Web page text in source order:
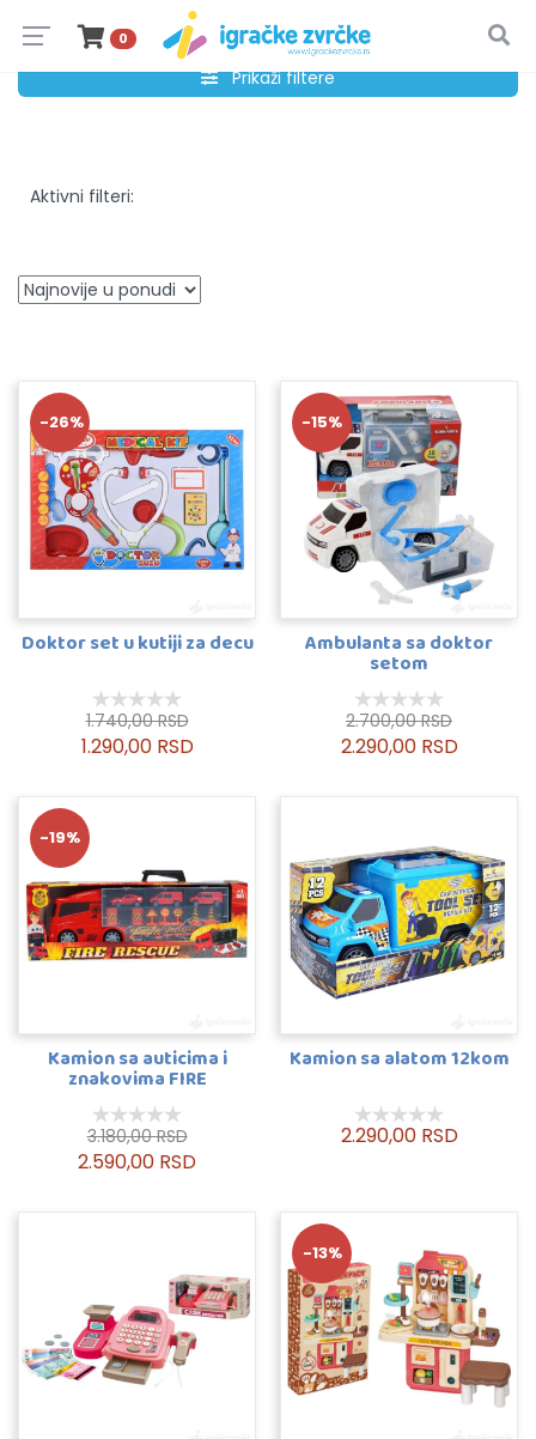
0
Prikaži filtere
Aktivni filteri:
-26%
Doktor set u kutiji za decu
1.740,00 RSD
1.290,00 RSD
-15%
Ambulanta sa doktor
setom
2.700,00 RSD
2.290,00 RSD
-19%
Kamion sa auticima i
znakovima FIRE
3.180,00 RSD
2.590,00 RSD
Kamion sa alatom 12kom
2.290,00 RSD
-13%